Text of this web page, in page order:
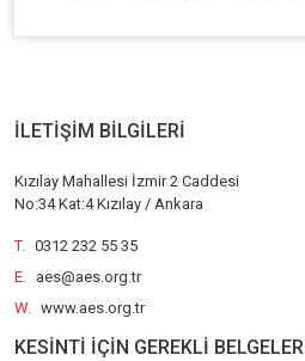
İLETİŞİM BİLGİLERİ
Kızılay Mahallesi İzmir 2 Caddesi
No:34 Kat:4 Kızılay / Ankara
T. 0312 232 55 35
E. aes@aes.org.tr
W. www.aes.org.tr
KESİNTİ İÇİN GEREKLİ BELGELER